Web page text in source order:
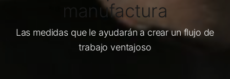
manufactura
Las medidas que le ayudarán a crear un flujo de
trabajo ventajoso